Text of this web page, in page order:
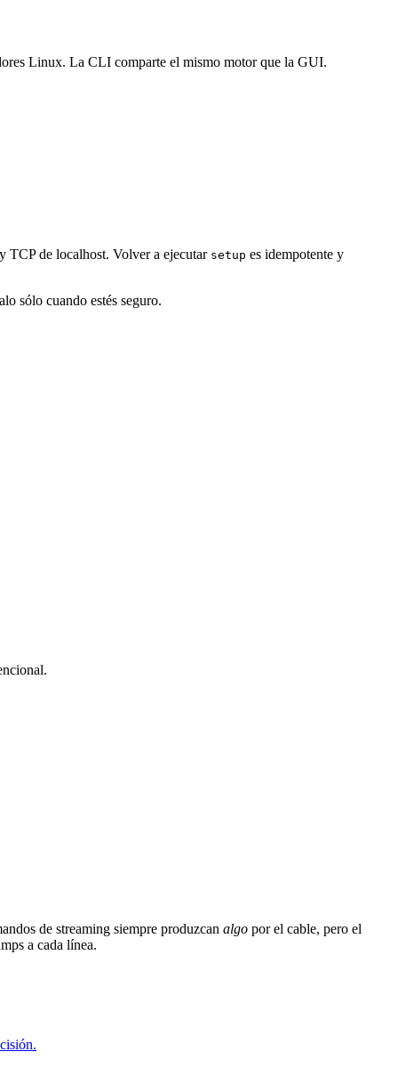
Linux. La CLI comparte el mismo motor que la GUI.
TCP de localhost. Volver a ejecutar setup es idempotente y
sólo cuando estés seguro.
de streaming siempre produzcan algo por el cable, pero el
a cada línea.